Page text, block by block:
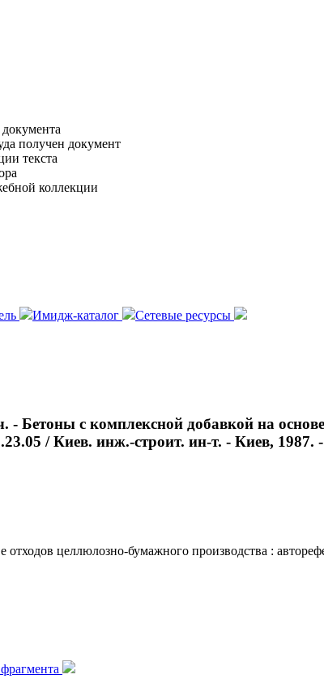
получен документ
текста
коллекции
Имидж-каталог
Сетевые ресурсы
Бетоны с комплексной добавкой на
/ Киев. инж.-строит. ин-т. - Киев, 1987. -
отходов целлюлозно-бумажного производства :